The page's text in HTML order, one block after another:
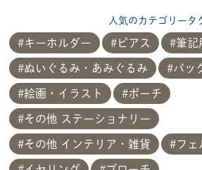
人気のカテゴリータ
キーホルダー ピアス 筆記
ぬいぐるみ・あみぐるみ バッ
絵画・イラスト ポーチ
その他 ステーショナリー
その他 インテリア・雑貨 フェ